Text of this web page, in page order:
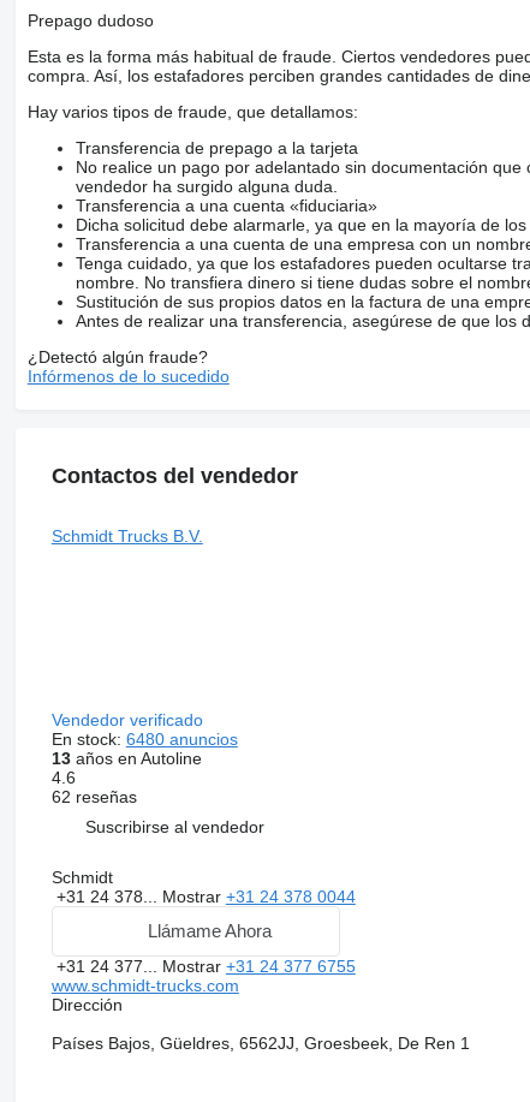
Prepago dudoso
Esta es la forma más habitual de fraude. Ciertos vendedores
compra. Así, los estafadores perciben grandes cantidades de
Hay varios tipos de fraude, que detallamos:
Transferencia de prepago a la tarjeta
No realice un pago por adelantado sin documentación
vendedor ha surgido alguna duda.
Transferencia a una cuenta «fiduciaria»
Dicha solicitud debe alarmarle, ya que en la mayoría de
Transferencia a una cuenta de una empresa con un
Tenga cuidado, ya que los estafadores pueden ocultarse
nombre. No transfiera dinero si tiene dudas sobre el
Sustitución de sus propios datos en la factura de una
Antes de realizar una transferencia, asegúrese de que los
¿Detectó algún fraude?
Infórmenos de lo sucedido
Contactos del vendedor
Schmidt Trucks B.V.
Vendedor verificado
En stock: 6480 anuncios
13años en Autoline
4.6
62 reseñas
Suscribirse al vendedor
Schmidt
+31 24 378... Mostrar +31 24 378 0044
Llámame Ahora
+31 24 377... Mostrar +31 24 377 6755
www.schmidt-trucks.com
Dirección
Países Bajos, Güeldres, 6562JJ, Groesbeek, De Ren 1